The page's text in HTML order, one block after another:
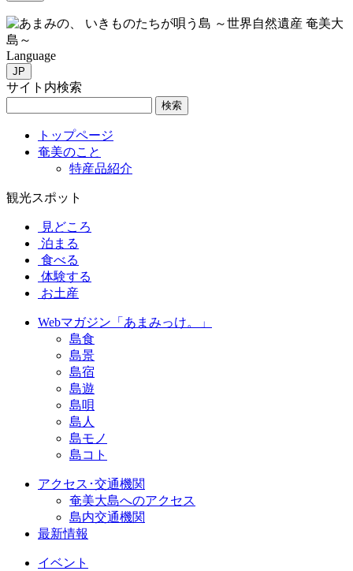
いきものたちが唄う島 ～世界自然遺産 奄美大
島～
Language
JP
サイト内検索
検索
トップページ
奄美のこと
特産品紹介
観光スポット
見どころ
泊まる
食べる
体験する
お土産
Webマガジン「あまみっけ。」
島食
島景
島宿
島遊
島唄
島人
島モノ
島コト
アクセス･交通機関
奄美大島へのアクセス
島内交通機関
最新情報
イベント